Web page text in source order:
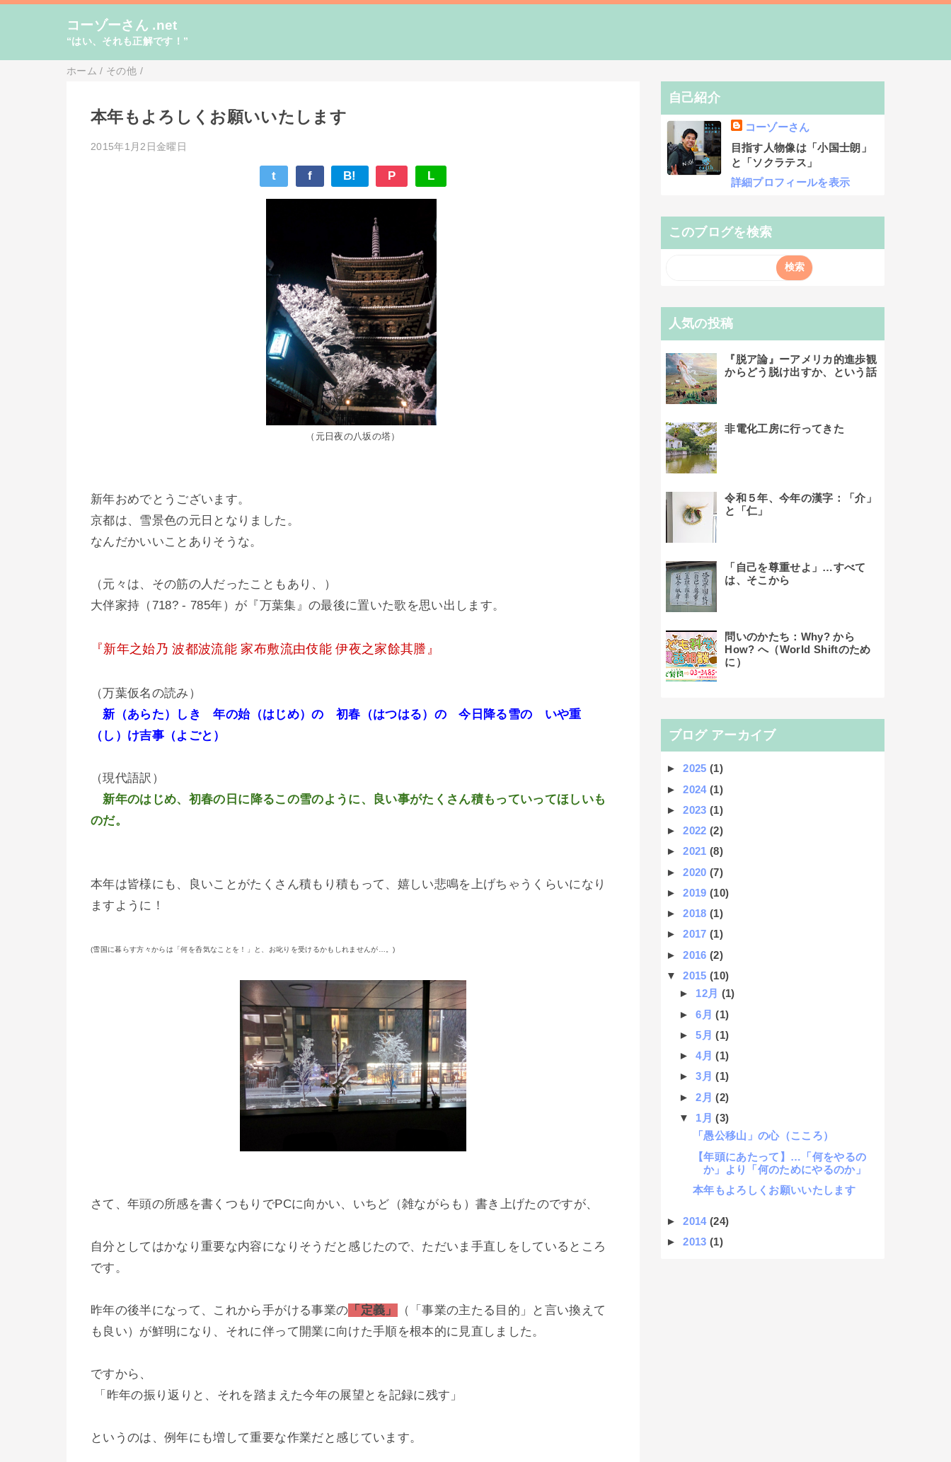
コーゾーさん .net
“はい、それも正解です！”
ホーム / その他 /
本年もよろしくお願いいたします
2015年1月2日金曜日
t f B! P L
（元日夜の八坂の塔）
新年おめでとうございます。
京都は、雪景色の元日となりました。
なんだかいいことありそうな。
（元々は、その筋の人だったこともあり、）
大伴家持（718? - 785年）が『万葉集』の最後に置いた歌を思い出します。
『新年之始乃 波都波流能 家布敷流由伎能 伊夜之家餘其謄』
（万葉仮名の読み）
新（あらた）しき 年の始（はじめ）の 初春（はつはる）の 今日降る雪の いや重
（し）け吉事（よごと）
（現代語訳）
新年のはじめ、初春の日に降るこの雪のように、良い事がたくさん積もっていってほしいも
のだ。
本年は皆様にも、良いことがたくさん積もり積もって、嬉しい悲鳴を上げちゃうくらいになり
ますように！
(雪国に暮らす方々からは「何を呑気なことを！」と、お叱りを受けるかもしれませんが…。)
さて、年頭の所感を書くつもりでPCに向かい、いちど（雑ながらも）書き上げたのですが、
自分としてはかなり重要な内容になりそうだと感じたので、ただいま手直しをしているところ
です。
昨年の後半になって、これから手がける事業の 「定義」
（「事業の主たる目的」と言い換えて
も良い）が鮮明になり、それに伴って開業に向けた手順を根本的に見直しました。
ですから、
「昨年の振り返りと、それを踏まえた今年の展望とを記録に残す」
というのは、例年にも増して重要な作業だと感じています。
自己紹介
コーゾーさん
目指す人物像は「小国士朗」
と「ソクラテス」
詳細プロフィールを表示
このブログを検索
人気の投稿
『脱ア論』ーアメリカ的進歩観
からどう脱け出すか、という話
非電化工房に行ってきた
令和５年、今年の漢字：「介」
と「仁」
「自己を尊重せよ」…すべて
は、そこから
問いのかたち：Why? から
How? へ（World Shiftのため
に）
ブログ アーカイブ
►2025(1)
►2024(1)
►2023(1)
►2022(2)
►2021(8)
►2020(7)
►2019(10)
►2018(1)
►2017(1)
►2016(2)
▼2015(10)
► 12月 (1)
►6月(1)
►5月(1)
►4月(1)
►3月(1)
►2月(2)
▼ 1月(3)
「愚公移山」の心（こころ）
【年頭にあたって】…「何をやるの
か」より「何のためにやるのか」
本年もよろしくお願いいたします
►2014(24)
►2013(1)